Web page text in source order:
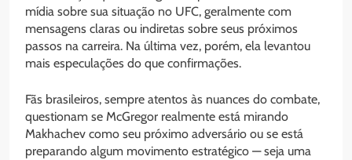
mídia sobre sua situação no UFC, geralmente com
mensagens claras ou indiretas sobre seus próximos
passos na carreira. Na última vez, porém, ela levantou
mais especulações do que confirmações.
Fãs brasileiros, sempre atentos às nuances do combate,
questionam se McGregor realmente está mirando
Makhachev como seu próximo adversário ou se está
preparando algum movimento estratégico — seja uma